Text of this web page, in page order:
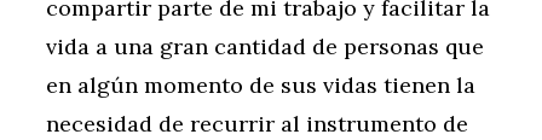
compartir parte de mi trabajo y facilitar la
vida a una gran cantidad de personas que
en algún momento de sus vidas tienen la
necesidad de recurrir al instrumento de